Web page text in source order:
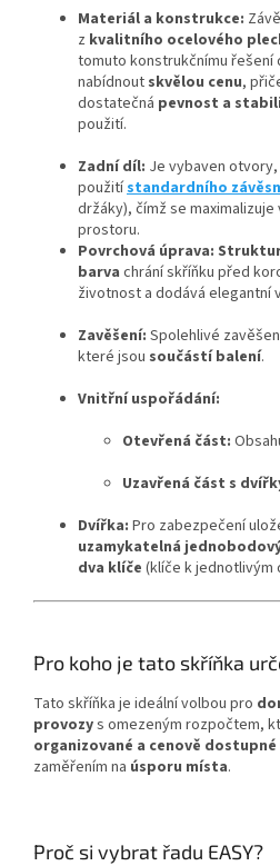
Materiál a konstrukce:
z kvalitního ocelového
tomuto konstrukčnímu řešení
nabídnout skvělou cenu,
dostatečná pevnost a
použití.
Zadní díl: Je vybaven
použitístandardního
držáky), čímž se
prostoru.
Povrchová úprava:
barva chrání skříňku před
životnost a dodává elegantní
Zavěšení: Spolehlivé
které jsou součástí balení.
Vnitřní uspořádání:
Otevřená část:
Uzavřená část s
Dvířka: Pro zabezpečení
uzamykatelná
dva klíče (klíče k jednotlivým
Pro koho je tato skříňka
Tato skříňka je ideální volbou pro
provozys omezeným rozpočtem,
organizované a cenově dostupné
zaměřením na úsporu místa.
Proč si vybrat řadu EASY?